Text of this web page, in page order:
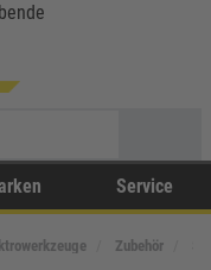
Service
Zubehör